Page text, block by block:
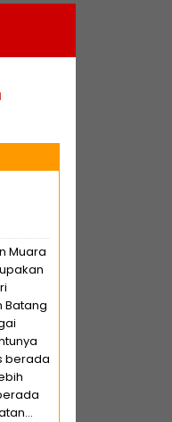
Muara
Batang
berada